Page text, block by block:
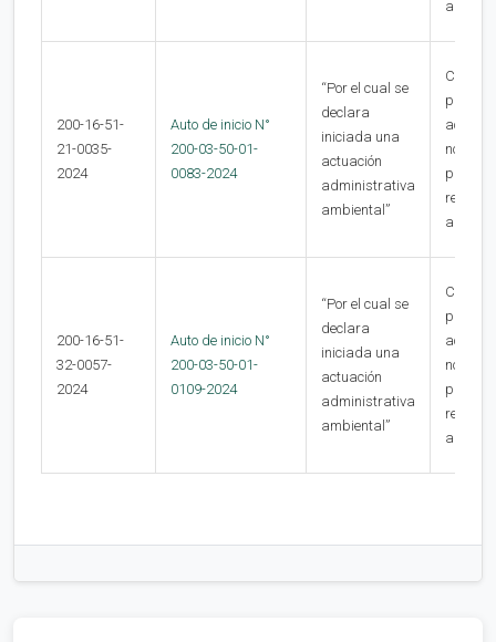
alguno
200-16-51-
21-0035-
2024
Auto de inicio N°
200-03-50-01-
0083-2024
“Por el cual se
declara
iniciada una
actuación
administrativa
ambiental”
Contra
no
procede
recurso
alguno
200-16-51-
32-0057-
2024
Auto de inicio N°
200-03-50-01-
0109-2024
“Por el cual se
declara
iniciada una
actuación
administrativa
ambiental”
Contra
no
procede
recurso
alguno